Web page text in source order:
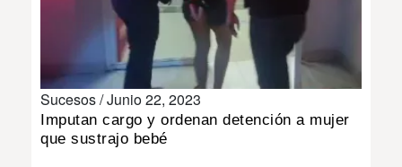
Sucesos /Junio 22, 2023
Imputan cargo y ordenan detención a mujer
que sustrajo bebé